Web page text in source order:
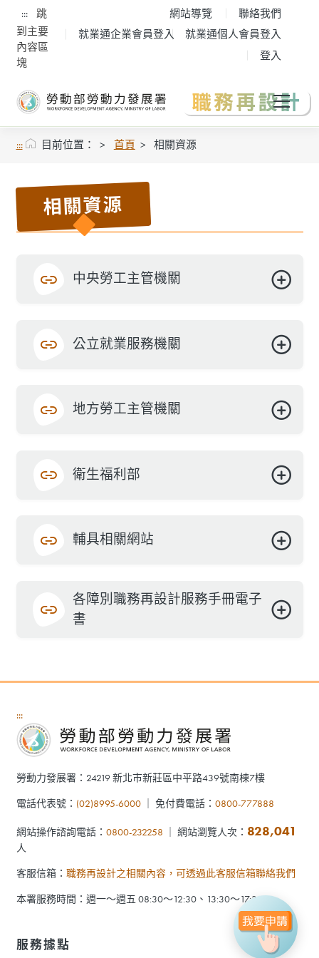
:::
跳
到主要
內容區
塊
網站導覽
聯絡我們
就業通企業會員登入
就業通個人會員登入
登入
::: 目前位置： 首頁 相關資源
相關資源
中央勞工主管機關
公立就業服務機關
地方勞工主管機關
衛生福利部
輔具相關網站
各障別職務再設計服務手冊電子
書
:::
勞動力發展署：24219 新北市新莊區中平路439號南棟7樓
電話代表號： (02)8995-6000｜ 免付費電話： 0800-777888
網站操作諮詢電話： 0800-232258 ｜ 網站瀏覽人次： 828,041
人
客服信箱： 職務再設計之相關內容，可透過此客服信箱聯絡我們
本署服務時間：週一～週五 08:30～12:30、13:30～17:30
服務據點